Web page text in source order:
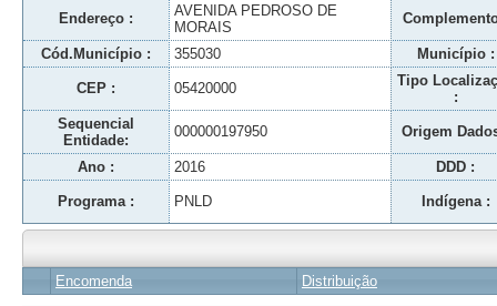
Endereço :
AVENIDA PEDROSO DE
MORAIS
Cód.Município : 355030 Município :
CEP : 05420000
Tipo
:
Sequencial
Entidade:
000000197950 Origem
Ano : 2016 DDD :
Programa : PNLD Indígena :
Encomenda Distribuição